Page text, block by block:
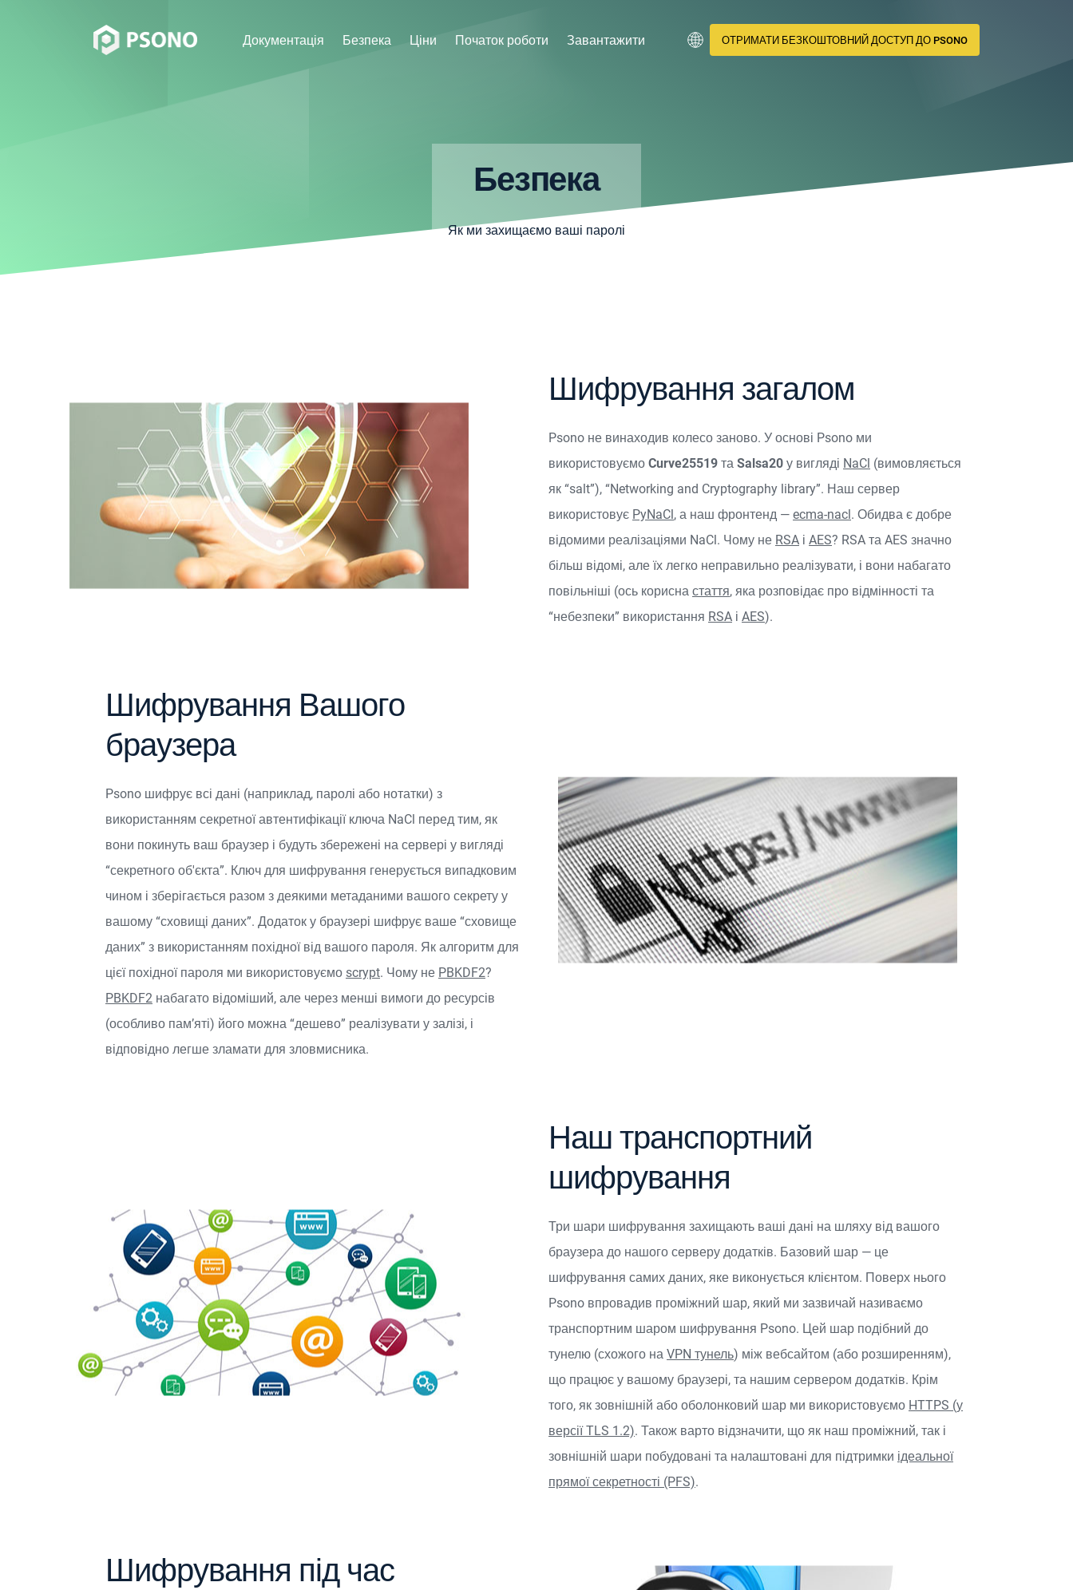
Документація Безпека Ціни Початок роботи Завантажити ОТРИМАТИ БЕЗКОШТОВНИЙ ДОСТУП ДО PSONO
Безпека
Як ми захищаємо ваші паролі
Шифрування загалом
Psono не винаходив колесо заново. У основі Psono ми
використовуємо Curve25519 та Salsa20 у вигляді NaCl (вимовляється
як “salt”), “Networking and Cryptography library”. Наш сервер
використовує PyNaCl, а наш фронтенд — ecma-nacl. Обидва є добре
відомими реалізаціями NaCl. Чому не RSA і AES? RSA та AES значно
більш відомі, але їх легко неправильно реалізувати, і вони набагато
повільніші (ось корисна стаття, яка розповідає про відмінності та
“небезпеки” використання RSA і AES).
Шифрування Вашого
браузера
Psono шифрує всі дані (наприклад, паролі або нотатки) з
використанням секретної автентифікації ключа NaCl перед тим, як
вони покинуть ваш браузер і будуть збережені на сервері у вигляді
“секретного об'єкта”. Ключ для шифрування генерується випадковим
чином і зберігається разом з деякими метаданими вашого секрету у
вашому “сховищі даних”. Додаток у браузері шифрує ваше “сховище
даних” з використанням похідної від вашого пароля. Як алгоритм для
цієї похідної пароля ми використовуємо scrypt. Чому не PBKDF2?
PBKDF2 набагато відоміший, але через менші вимоги до ресурсів
(особливо пам’яті) його можна “дешево” реалізувати у залізі, і
відповідно легше зламати для зловмисника.
Наш транспортний
шифрування
Три шари шифрування захищають ваші дані на шляху від вашого
браузера до нашого серверу додатків. Базовий шар — це
шифрування самих даних, яке виконується клієнтом. Поверх нього
Psono впровадив проміжний шар, який ми зазвичай називаємо
транспортним шаром шифрування Psono. Цей шар подібний до
тунелю (схожого на VPN тунель) між вебсайтом (або розширенням),
що працює у вашому браузері, та нашим сервером додатків. Крім
того, як зовнішній або оболонковий шар ми використовуємо HTTPS (у
версії TLS 1.2). Також варто відзначити, що як наш проміжний, так і
зовнішній шари побудовані та налаштовані для підтримки ідеальної
прямої секретності (PFS).
Шифрування під час